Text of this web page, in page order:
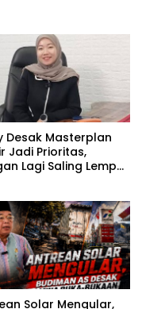
Desak Masterplan
Jadi Prioritas,
Lagi Saling Lempar
Solar Mengular,